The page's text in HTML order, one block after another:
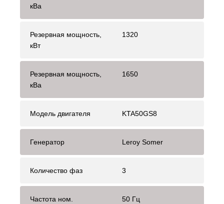
кВа
Резервная мощность,
кВт
1320
Резервная мощность,
кВа
1650
Модель двигателя KTA50GS8
Генератор Leroy Somer
Количество фаз 3
Частота ном. 50 Гц